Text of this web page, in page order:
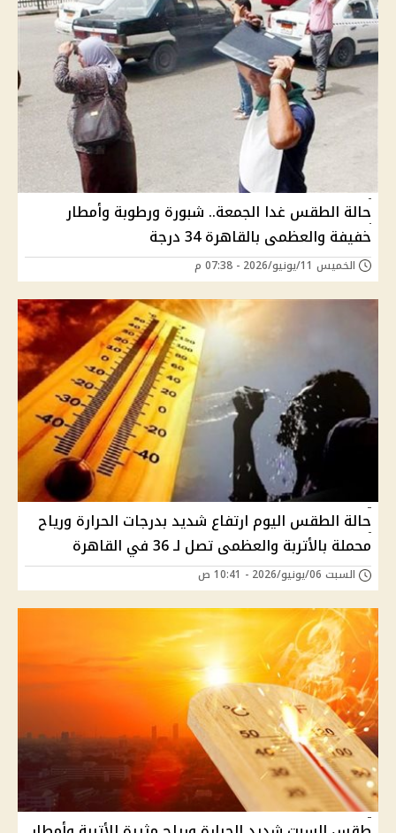
حالة الطقس غدا الجمعة.. شبورة ورطوبة وأمطار
خفيفة والعظمى بالقاهرة 34 درجة
الخميس 11/يونيو/2026 - 07:38 م
حالة الطقس اليوم ارتفاع شديد بدرجات الحرارة ورياح
محملة بالأتربة والعظمى تصل لـ 36 في القاهرة
السبت 06/يونيو/2026 - 10:41 ص